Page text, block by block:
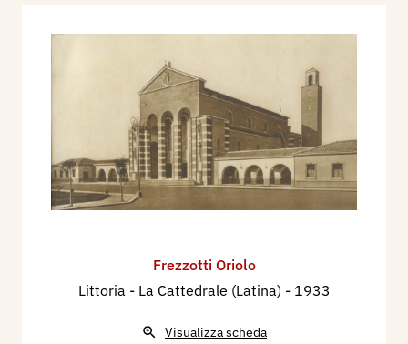
Frezzotti Oriolo
Littoria - La Cattedrale (Latina) - 1933
Visualizza scheda